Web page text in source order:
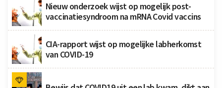
Nieuw onderzoek wijst op mogelijk post-
vaccinatiesyndroom na mRNA Covid vaccins
CIA-rapport wijst op mogelijke labherkomst
van COVID-19